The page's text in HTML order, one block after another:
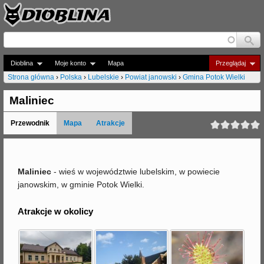
Jump to navigation
Dioblina Moje konto Przeglądaj
Mapa
J
e
s
Strona główna › Polska › Lubelskie › Powiat janowski › Gmina Potok Wielki
Maliniec
Przewodnik Mapa Atrakcje
Maliniec - wieś w województwie lubelskim, w powiecie
janowskim, w gminie Potok Wielki.
Atrakcje w okolicy